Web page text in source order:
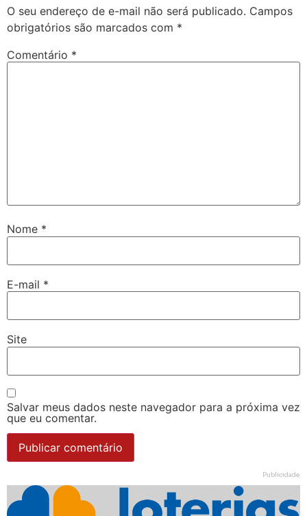
O seu endereço de e-mail não será publicado. Campos
obrigatórios são marcados com *
Comentário *
Nome *
E-mail *
Site
Salvar meus dados neste navegador para a próxima vez
que eu comentar.
Publicidade